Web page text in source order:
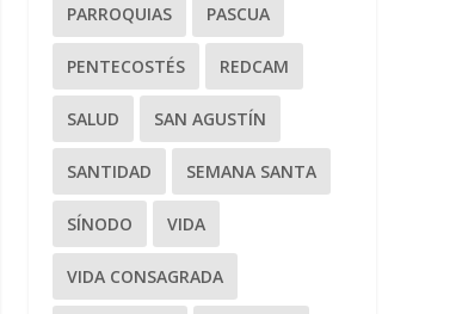
PARROQUIAS PASCUA
PENTECOSTÉS REDCAM
SALUD SAN AGUSTÍN
SANTIDAD SEMANA SANTA
SÍNODO VIDA
VIDA CONSAGRADA